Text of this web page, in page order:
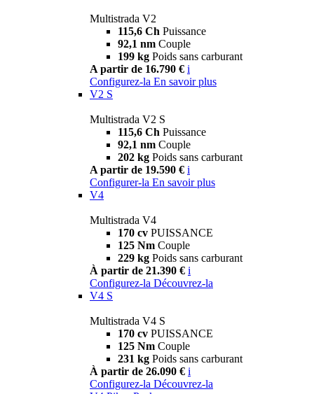
Multistrada V2
115,6 Ch Puissance
92,1 nm Couple
199 kg Poids sans carburant
A partir de 16.790 € i
Configurez-la En savoir plus
V2 S
Multistrada V2 S
115,6 Ch Puissance
92,1 nm Couple
202 kg Poids sans carburant
A partir de 19.590 € i
Configurer-la En savoir plus
V4
Multistrada V4
170 cv PUISSANCE
125 Nm Couple
229 kg Poids sans carburant
À partir de 21.390 € i
Configurez-la Découvrez-la
V4 S
Multistrada V4 S
170 cv PUISSANCE
125 Nm Couple
231 kg Poids sans carburant
À partir de 26.090 € i
Configurez-la Découvrez-la